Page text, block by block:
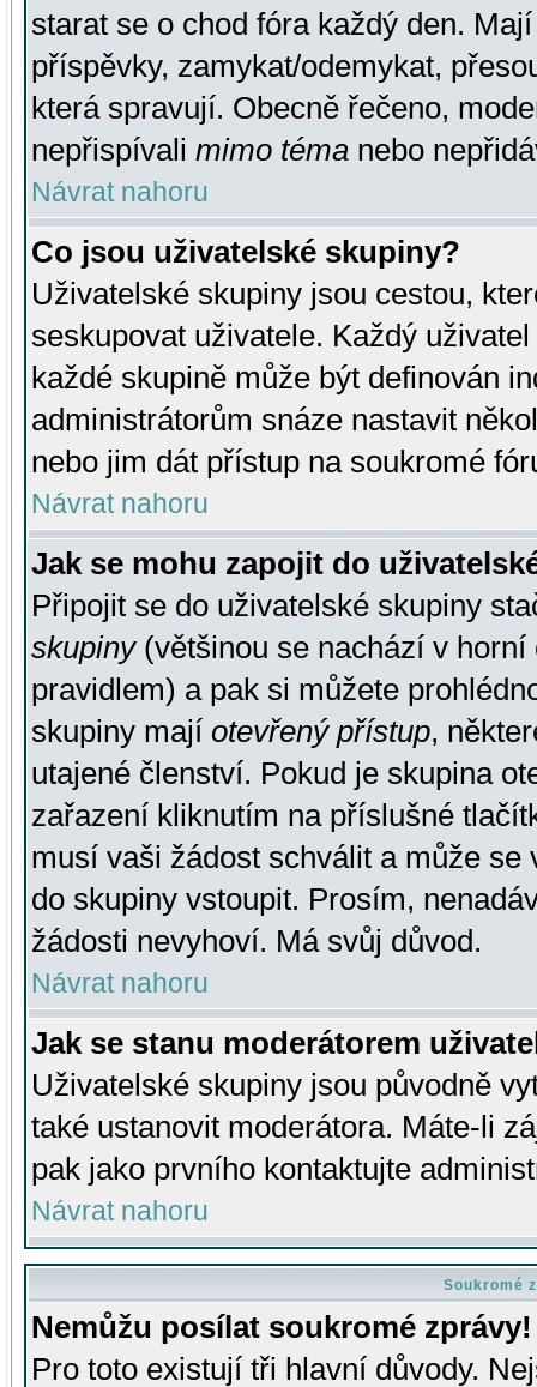
starat se o chod fóra každý den.
příspěvky, zamykat/odemykat,
která spravují. Obecně řečeno,
nepřispívali mimo téma nebo
Návrat nahoru
Co jsou uživatelské skupiny?
Uživatelské skupiny jsou cestou,
seskupovat uživatele. Každý
každé skupině může být definován
administrátorům snáze nastavit
nebo jim dát přístup na soukromé
Návrat nahoru
Jak se mohu zapojit do
Připojit se do uživatelské skupiny
skupiny(většinou se nachází v horní
pravidlem) a pak si můžete
skupiny mají otevřený přístup,
utajené členství. Pokud je skupina
zařazení kliknutím na příslušné
musí vaši žádost schválit a může se
do skupiny vstoupit. Prosím,
žádosti nevyhoví. Má svůj důvod.
Návrat nahoru
Jak se stanu moderátorem
Uživatelské skupiny jsou původně
také ustanovit moderátora. Máte-li
pak jako prvního kontaktujte
Návrat nahoru
Soukromé
Nemůžu posílat soukromé zprávy!
Pro toto existují tři hlavní důvody.